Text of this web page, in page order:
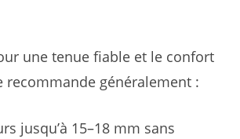
une tenue fiable et le confort
recommande généralement :
jusqu’à 15–18 mm sans